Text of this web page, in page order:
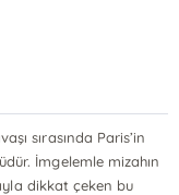
sırasında Paris’in
İmgelemle mizahın
dikkat çeken bu